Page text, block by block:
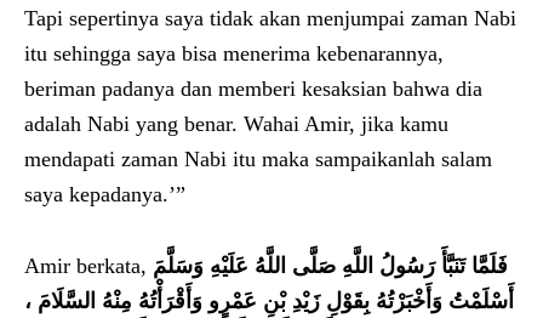
Tapi sepertinya saya tidak akan menjumpai zaman Nabi
itu sehingga saya bisa menerima kebenarannya,
beriman padanya dan memberi kesaksian bahwa dia
adalah Nabi yang benar. Wahai Amir, jika kamu
mendapati zaman Nabi itu maka sampaikanlah salam
saya kepadanya.’”
Amir berkata, فَلَمَّا تَنَبَّأَ رَسُولُ اللَّهِ صَلَّى اللَّهُ عَلَيْهِ وَسَلَّمَ
أَسْلَمْتُ وَأَخْبَرْتُهُ بِقَوْلِ زَيْدِ بْنِ عَمْرٍو وَأَقْرَأْتُهُ مِنْهُ السَّلَامَ ،